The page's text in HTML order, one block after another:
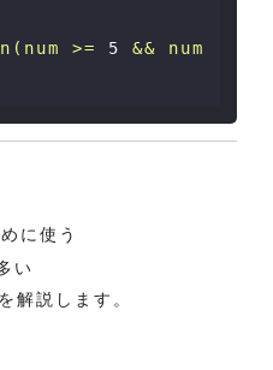
>= 5 &&
num
に使う
い
を解説します。